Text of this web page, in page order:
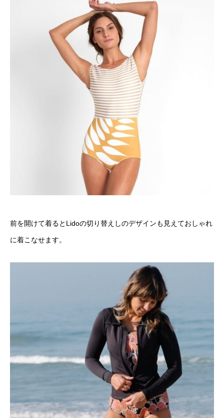
前を開けて着るとLidoの切り替えしのデザインも見えておしゃれ
に着こなせます。